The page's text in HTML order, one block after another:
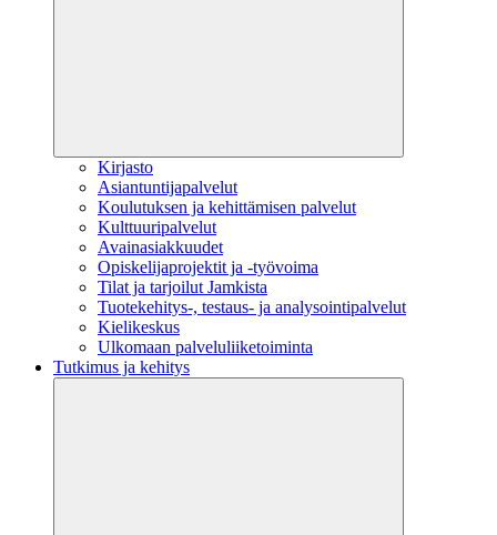
Kirjasto
Asiantuntijapalvelut
Koulutuksen ja kehittämisen palvelut
Kulttuuripalvelut
Avainasiakkuudet
Opiskelijaprojektit​ ja -työvoima
Tilat ja tarjoilut Jamkista
Tuotekehitys-, testaus- ja analysointipalvelut
Kielikeskus
Ulkomaan palveluliiketoiminta
Tutkimus ja kehitys